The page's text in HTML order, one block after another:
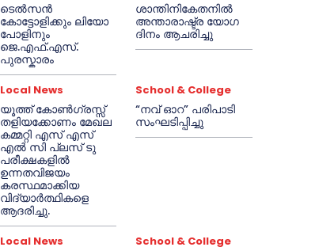
ടെൽസൻ
കോട്ടോളിക്കും ലിയോ
പോളിനും
ജെ.എഫ്.എസ്.
പുരസ്കാരം
ശാന്തിനികേതനിൽ
അന്താരാഷ്ട്ര യോഗ
ദിനം ആചരിച്ചു
Local News
യൂത്ത് കോൺഗ്രസ്സ്
തളിയക്കോണം മേഖല
കമ്മറ്റി എസ് എസ്
എൽ സി പ്ലസ് ടു
പരീക്ഷകളിൽ
ഉന്നതവിജയം
കരസ്ഥമാക്കിയ
വിദ്യാർത്ഥികളെ
ആദരിച്ചു.
School & College
“നവ് ഓറ” പരിപാടി
സംഘടിപ്പിച്ചു
Local News School & College